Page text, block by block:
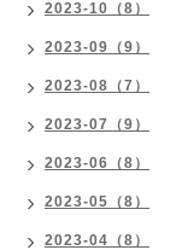
2023-10（8）
2023-09（9）
2023-08（7）
2023-07（9）
2023-06（8）
2023-05（8）
2023-04（8）